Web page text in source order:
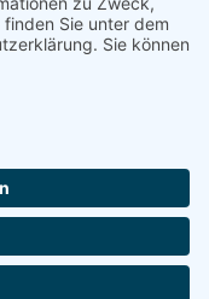
qualifizierten Verkäufen.
vorbehalten.